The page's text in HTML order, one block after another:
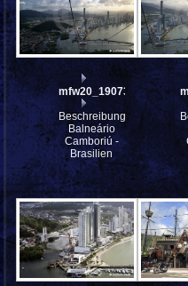
mfw20_190735
Beschreibung:
Balneário
Camboriú -
Brasilien